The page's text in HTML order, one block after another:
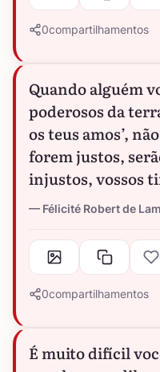
0compartilhamentos
Quando alguém
poderosos da
os teus amos’,
forem justos,
injustos, vossos
Félicité Robert de
0compartilhamentos
É muito difícil